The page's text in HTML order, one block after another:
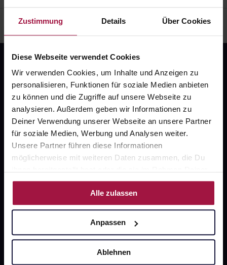
Zustimmung Details Über Cookies
Diese Webseite verwendet Cookies
Wir verwenden Cookies, um Inhalte und Anzeigen zu
personalisieren, Funktionen für soziale Medien anbieten
zu können und die Zugriffe auf unsere Webseite zu
analysieren. Außerdem geben wir Informationen zu
Deiner Verwendung unserer Webseite an unsere Partner
für soziale Medien, Werbung und Analysen weiter.
Unsere Partner führen diese Informationen
möglicherweise mit weiteren Daten zusammen, die Du
Nutzung der Dienste gesammelt haben.
Alle zulassen
Anpassen
Ablehnen
Fragen zu Deiner Bestellung?
Kontakt
FAQ
Widerrufsformular